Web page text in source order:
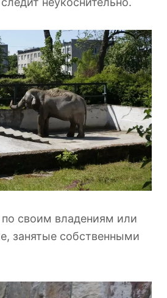
своим владениям или
занятые собственными